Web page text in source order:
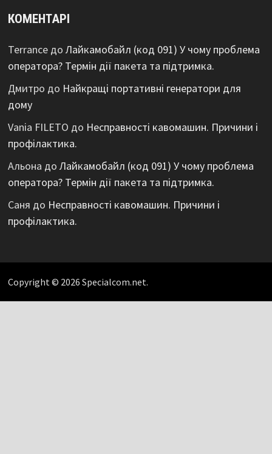
КОМЕНТАРІ
Terranceдо Лайкамобайл (код 091) У чому проблема
оператора? Термін дії пакета та підтримка.
Дмитро до Найкращі портативні генератори для
дому
Vania FILETO до Несправності кавомашин. Причини і
профілактика.
Альона до Лайкамобайл (код 091) У чому проблема
оператора? Термін дії пакета та підтримка.
Саня до Несправності кавомашин. Причини і
профілактика.
Copyright © 2026 Specialcom.net.